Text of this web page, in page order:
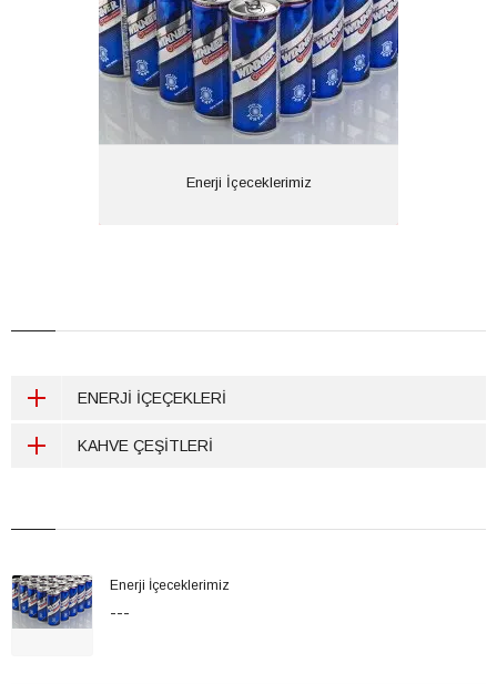
Enerji İçeceklerimiz
:
ENERJİ İÇEÇEKLERİ
ENERJİ İÇEÇEKLERİ
KAHVE ÇEŞİTLERİ
Enerji İçeceklerimiz
---